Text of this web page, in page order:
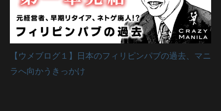
【ウメブログ１】日本のフィリピンパブの過去、マニ
ラへ向かうきっかけ